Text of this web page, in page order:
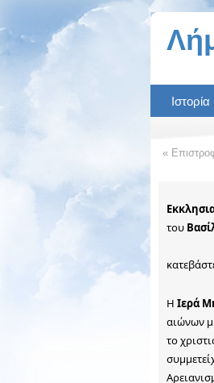
«
του
Η Ιερά
αιώνων
το